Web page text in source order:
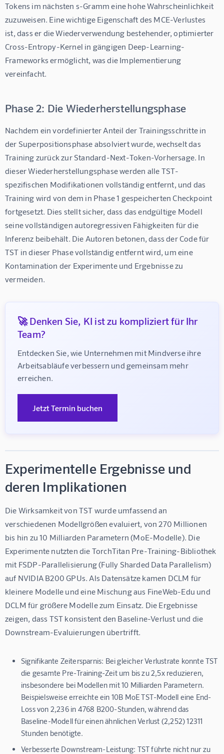
Tokens im nächsten s-Gramm eine hohe Wahrscheinlichkeit
zuzuweisen. Eine wichtige Eigenschaft des MCE-Verlustes
ist, dass er die Wiederverwendung bestehender, optimierter
Cross-Entropy-Kernel in gängigen Deep-Learning-
Frameworks ermöglicht, was die Implementierung
vereinfacht.
Phase 2: Die Wiederherstellungsphase
Nachdem ein vordefinierter Anteil der Trainingsschritte in
der Superpositionsphase absolviert wurde, wechselt das
Training zurück zur Standard-Next-Token-Vorhersage. In
dieser Wiederherstellungsphase werden alle TST-
spezifischen Modifikationen vollständig entfernt, und das
Training wird von dem in Phase 1 gespeicherten Checkpoint
fortgesetzt. Dies stellt sicher, dass das endgültige Modell
seine vollständigen autoregressiven Fähigkeiten für die
Inferenz beibehält. Die Autoren betonen, dass der Code für
TST in dieser Phase vollständig entfernt wird, um eine
Kontamination der Experimente und Ergebnisse zu
vermeiden.
🚀 Denken Sie, KI ist zu kompliziert für Ihr
Team?
Entdecken Sie, wie Unternehmen mit Mindverse ihre
Arbeitsabläufe verbessern und gemeinsam mehr
erreichen.
Jetzt Termin buchen
Experimentelle Ergebnisse und
deren Implikationen
Die Wirksamkeit von TST wurde umfassend an
verschiedenen Modellgrößen evaluiert, von 270 Millionen
bis hin zu 10 Milliarden Parametern (MoE-Modelle). Die
Experimente nutzten die TorchTitan Pre-Training-Bibliothek
mit FSDP-Parallelisierung (Fully Sharded Data Parallelism)
auf NVIDIA B200 GPUs. Als Datensätze kamen DCLM für
kleinere Modelle und eine Mischung aus FineWeb-Edu und
DCLM für größere Modelle zum Einsatz. Die Ergebnisse
zeigen, dass TST konsistent den Baseline-Verlust und die
Downstream-Evaluierungen übertrifft.
Signifikante Zeitersparnis: Bei gleicher Verlustrate konnte TST
die gesamte Pre-Training-Zeit um bis zu 2,5x reduzieren,
insbesondere bei Modellen mit 10 Milliarden Parametern.
Beispielsweise erreichte ein 10B MoE TST-Modell eine End-
Loss von 2,236 in 4768 B200-Stunden, während das
Baseline-Modell für einen ähnlichen Verlust (2,252) 12311
Stunden benötigte.
Verbesserte Downstream-Leistung: TST führte nicht nur zu